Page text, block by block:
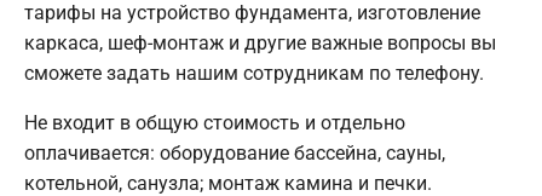
тарифы на устройство фундамента, изготовление
каркаса, шеф-монтаж и другие важные вопросы вы
сможете задать нашим сотрудникам по телефону.
Не входит в общую стоимость и отдельно
оплачивается: оборудование бассейна, сауны,
котельной, санузла; монтаж камина и печки.